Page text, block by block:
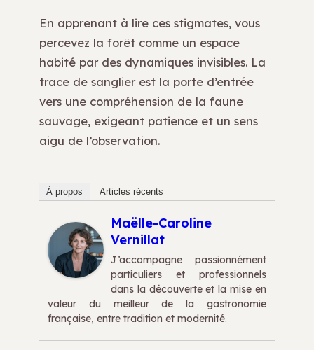
En apprenant à lire ces stigmates, vous
percevez la forêt comme un espace
habité par des dynamiques invisibles. La
trace de sanglier est la porte d’entrée
vers une compréhension de la faune
sauvage, exigeant patience et un sens
aigu de l’observation.
À propos Articles récents
Maëlle-Caroline
Vernillat
J’accompagne passionnément
particuliers et professionnels
dans la découverte et la mise en
valeur du meilleur de la gastronomie
française, entre tradition et modernité.